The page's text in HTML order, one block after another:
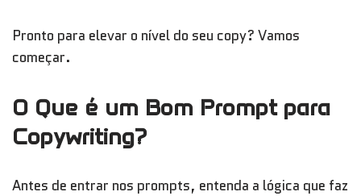
Pronto para elevar o nível do seu copy? Vamos
começar.
O Que é um Bom Prompt para
Copywriting?
Antes de entrar nos prompts, entenda a lógica que faz